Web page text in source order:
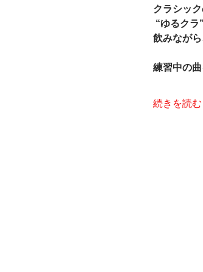
クラシッ
“ゆるクラ
飲みなが
練習中の
続きを読む